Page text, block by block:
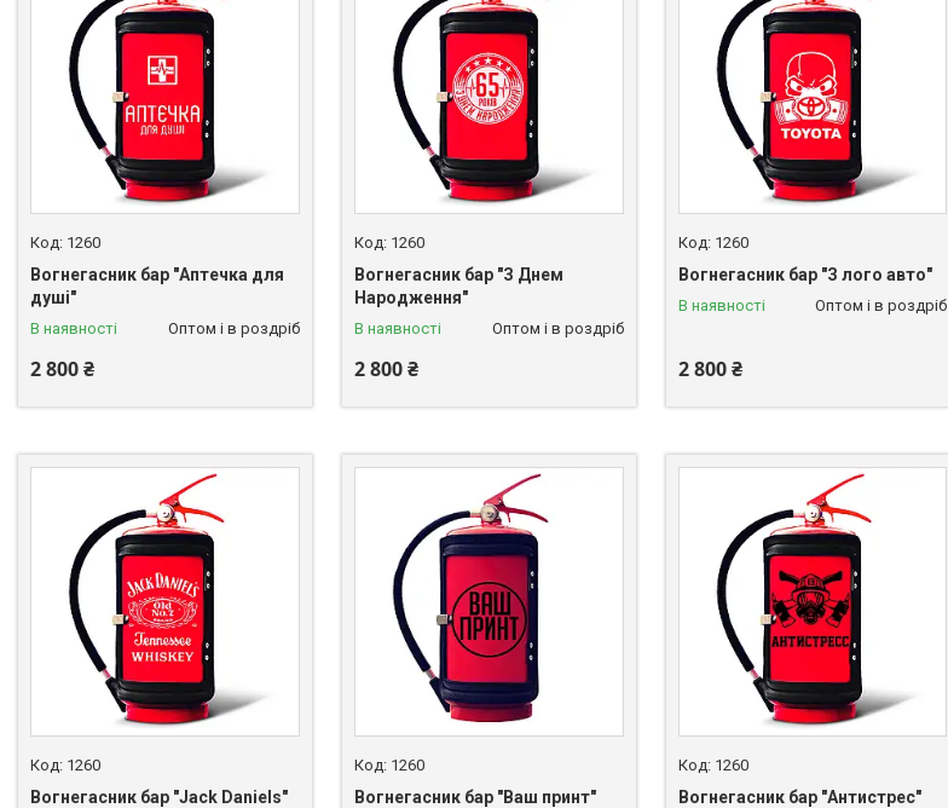
1260
Вогнегасник бар "Аптечка для
душі"
В наявності Оптом і в роздріб
2 800 ₴
1260
Вогнегасник бар "З Днем
Народження"
В наявності Оптом і в роздріб
2 800 ₴
1260
Вогнегасник бар "З лого авто"
В наявності Оптом і в роздріб
2 800 ₴
1260
Вогнегасник бар "Jack Daniels"
1260
Вогнегасник бар "Ваш принт"
1260
Вогнегасник бар "Антистрес"